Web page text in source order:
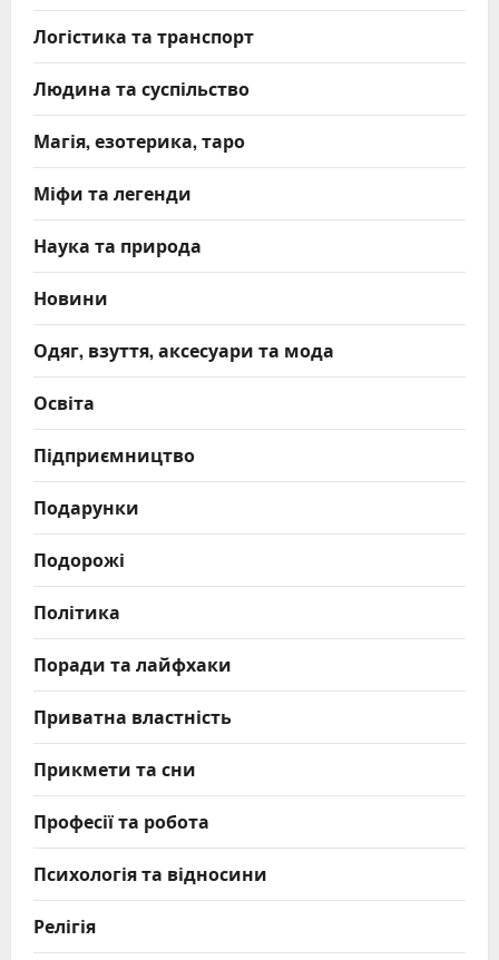
Логістика та транспорт
Людина та суспільство
Магія, езотерика, таро
Міфи та легенди
Наука та природа
Новини
Одяг, взуття, аксесуари та мода
Освіта
Підприємництво
Подарунки
Подорожі
Політика
Поради та лайфхаки
Приватна властність
Прикмети та сни
Професії та робота
Психологія та відносини
Релігія